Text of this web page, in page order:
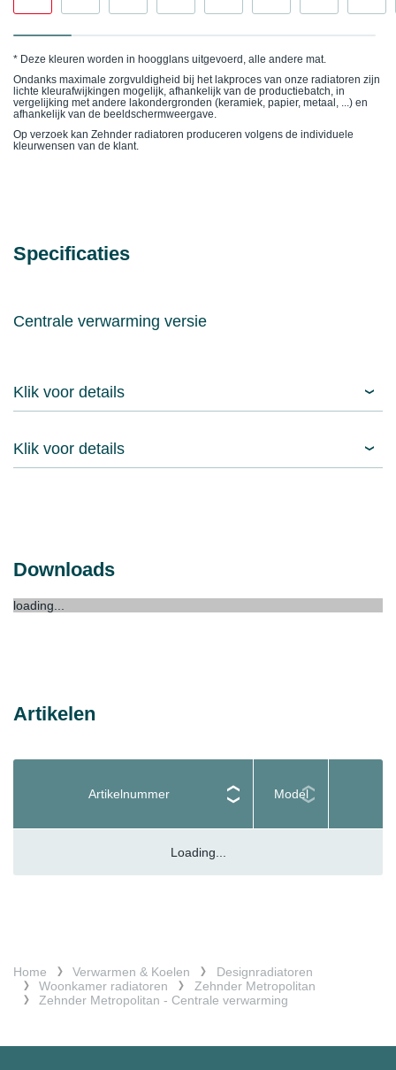
* Deze kleuren worden in hoogglans uitgevoerd, alle andere mat.
Ondanks maximale zorgvuldigheid bij het lakproces van onze radiatoren zijn
lichte kleurafwijkingen mogelijk, afhankelijk van de productiebatch, in
vergelijking met andere lakondergronden (keramiek, papier, metaal, ...) en
afhankelijk van de beeldschermweergave.
Op verzoek kan Zehnder radiatoren produceren volgens de individuele
kleurwensen van de klant.
Specificaties
Centrale verwarming versie
Klik voor details
Klik voor details
Downloads
loading...
Artikelen
Artikelnummer Model
Loading...
Home Verwarmen & Koelen
Designradiatoren
Woonkamer radiatoren
Zehnder Metropolitan
Zehnder Metropolitan - Centrale verwarming